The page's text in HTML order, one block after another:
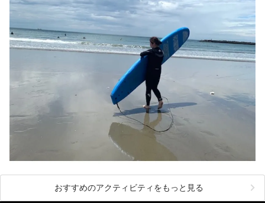
おすすめのアクティビティをもっと見る